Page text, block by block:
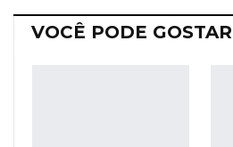
VOCÊ PODE